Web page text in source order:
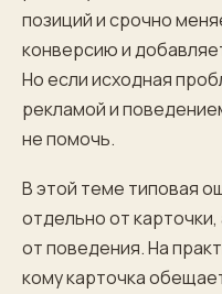
позиций и срочно
конверсию и
Но если исходная
рекламой и
не помочь.
В этой теме типовая
отдельно от карточки,
от поведения. На
кому карточка